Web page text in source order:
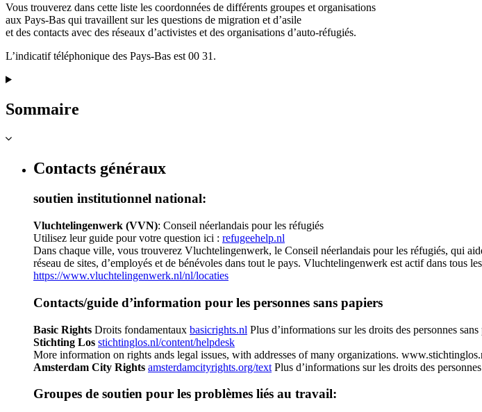
Vous trouverez dans cette liste les coordonnées de différents groupes et organisations
aux Pays-Bas qui travaillent sur les questions de migration et d’asile
et des contacts avec des réseaux d’activistes et des organisations d’auto-réfugiés.
L’indicatif téléphonique des Pays-Bas est 00 31.
Sommaire
Contacts généraux
soutien institutionnel national:
Vluchtelingenwerk (VVN): Conseil néerlandais pour les réfugiés
Utilisez leur guide pour votre question ici : refugeehelp.nl
Dans chaque ville, vous trouverez Vluchtelingenwerk, le Conseil néerlandais pour les réfugiés, qui
réseau de sites, d’employés et de bénévoles dans tout le pays. Vluchtelingenwerk est actif dans tous
https://www.vluchtelingenwerk.nl/nl/locaties
Contacts/guide d’information pour les personnes sans papiers
Basic Rights Droits fondamentaux basicrights.nl Plus d’informations sur les droits des personnes
Stichting Los stichtinglos.nl/content/helpdesk
More information on rights ands legal issues, with addresses of many organizations.
Amsterdam City Rights amsterdamcityrights.org/text Plus d’informations sur les droits des
Groupes de soutien pour les problèmes liés au travail: